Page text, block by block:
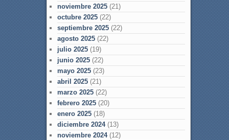
noviembre 2025(21)
octubre 2025(22)
septiembre 2025(22)
agosto 2025(22)
julio 2025(19)
junio 2025(22)
mayo 2025(23)
abril 2025(21)
marzo 2025(22)
febrero 2025(20)
enero 2025(18)
diciembre 2024(13)
noviembre 2024(12)